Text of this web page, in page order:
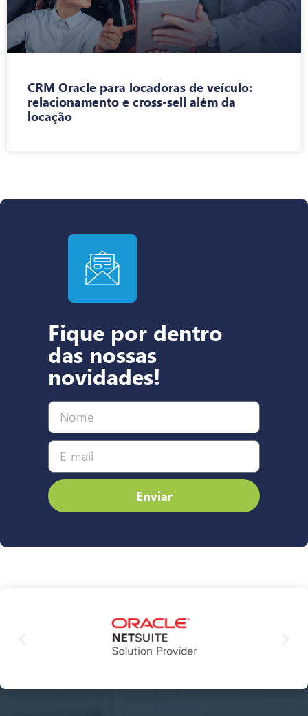
CRM Oracle para locadoras de veículo:
relacionamento e cross-sell além da
locação
Fique por dentro
das nossas
novidades!
Enviar